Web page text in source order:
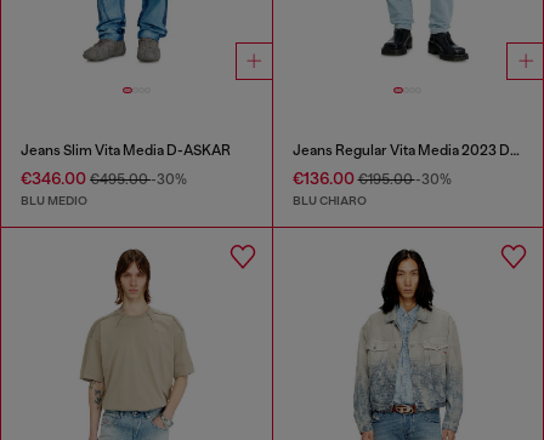
Jeans Slim Vita Media D-ASKAR
€346.00 €495.00-30%
BLU MEDIO
Jeans Regular Vita Media 2023 D-Finitive
€136.00€195.00-30%
BLU CHIARO